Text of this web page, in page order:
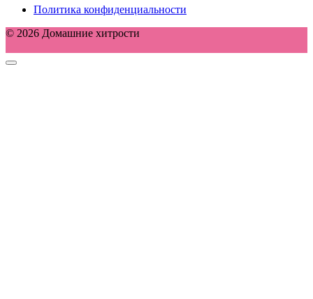
Политика конфиденциальности
© 2026 Домашние хитрости